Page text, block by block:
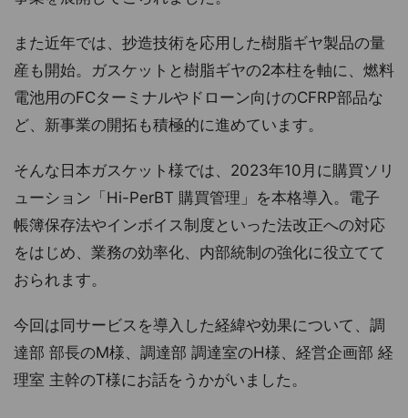
また近年では、抄造技術を応用した樹脂ギヤ製品の量
産も開始。ガスケットと樹脂ギヤの2本柱を軸に、燃料
電池用のFCターミナルやドローン向けのCFRP部品な
ど、新事業の開拓も積極的に進めています。
そんな日本ガスケット様では、2023年10月に購買ソリ
ューション「Hi-PerBT 購買管理」を本格導入。電子
帳簿保存法やインボイス制度といった法改正への対応
をはじめ、業務の効率化、内部統制の強化に役立てて
おられます。
今回は同サービスを導入した経緯や効果について、調
達部 部長のM様、調達部 調達室のH様、経営企画部 経
理室 主幹のT様にお話をうかがいました。